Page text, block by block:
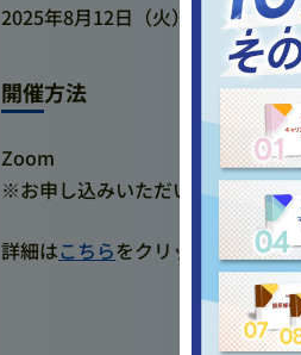
2025年8月12日（火）19:00〜
開催方法
Zoom
※お申し込みいただいた方へ視聴
詳細はこちらをクリック！